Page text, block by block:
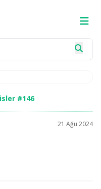
#146
21 Ağu 2024